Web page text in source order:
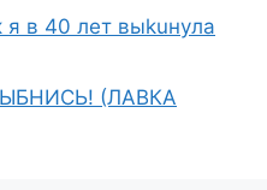
я в 40 лет выkuнyлa
(ЛАВКА